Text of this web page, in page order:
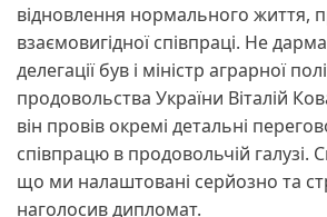
відновлення нормального життя,
взаємовигідної співпраці. Не
делегації був і міністр аграрної
продовольства України Віталій
він провів окремі детальні
співпрацю в продовольчій галузі.
що ми налаштовані серйозно та
наголосив дипломат.